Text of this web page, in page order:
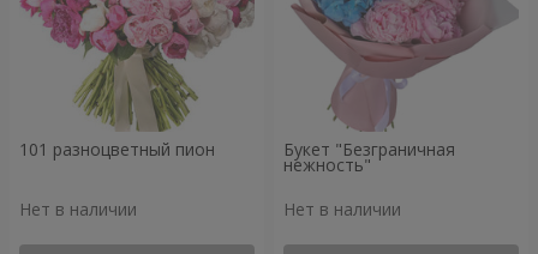
101 разноцветный пион
Нет в наличии
Букет "Безграничная
нежность"
Нет в наличии